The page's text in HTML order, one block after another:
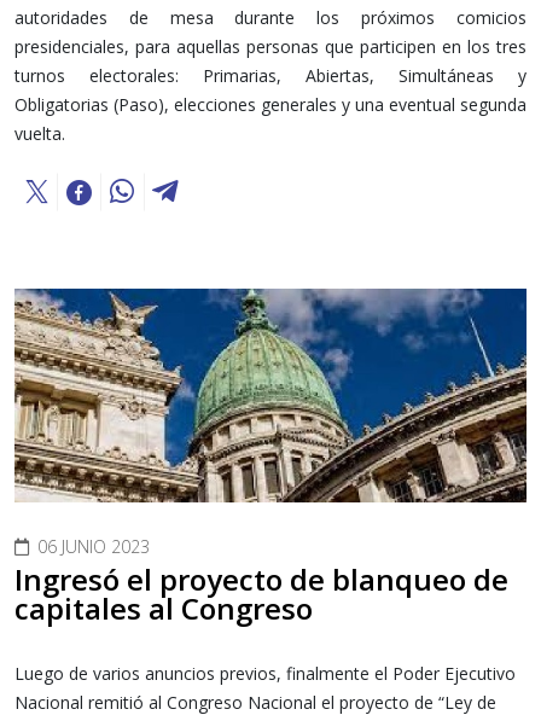
autoridades de mesa durante los próximos comicios
presidenciales, para aquellas personas que participen en los tres
turnos electorales: Primarias, Abiertas, Simultáneas y
Obligatorias (Paso), elecciones generales y una eventual segunda
vuelta.
06 JUNIO 2023
Ingresó el proyecto de blanqueo de
capitales al Congreso
Luego de varios anuncios previos, finalmente el Poder Ejecutivo
Nacional remitió al Congreso Nacional el proyecto de “Ley de